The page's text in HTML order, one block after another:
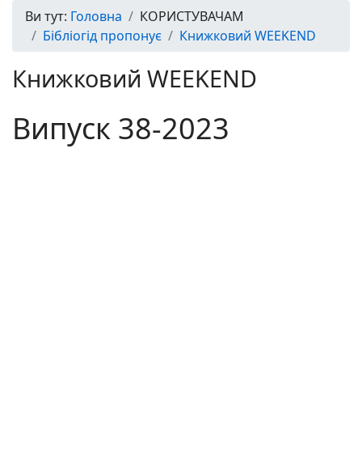
Ви тут: Головна
КОРИСТУВАЧАМ
Бібліогід пропонує
Книжковий WEEKEND
Книжковий WEEKEND
Випуск 38-2023